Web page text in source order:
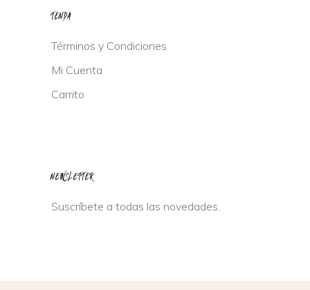
TENDA
Términos y Condiciones
Mi Cuenta
Carrito
NEWSLETTER
Suscríbete a todas las novedades.